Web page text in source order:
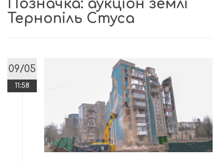
Позначка: аукціон землі
Тернопіль Стуса
09/05
11:58